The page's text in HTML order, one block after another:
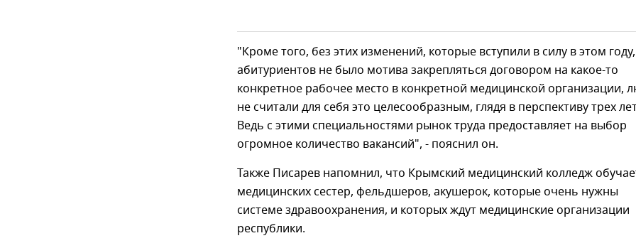
"Кроме того, без этих изменений, которые вступили в силу в этом
абитуриентов не было мотива закрепляться договором на какое-то
конкретное рабочее место в конкретной медицинской организации,
не считали для себя это целесообразным, глядя в перспективу трех
Ведь с этими специальностями рынок труда предоставляет на выбор
огромное количество вакансий", - пояснил он.
Также Писарев напомнил, что Крымский медицинский колледж
медицинских сестер, фельдшеров, акушерок, которые очень нужны
системе здравоохранения, и которых ждут медицинские организации
республики.